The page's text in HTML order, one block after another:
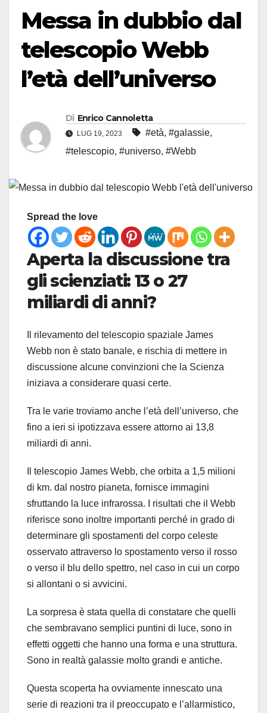
Messa in dubbio dal
telescopio Webb
l’età dell’universo
Di Enrico Cannoletta
LUG 19, 2023 #età, #galassie,
#telescopio, #universo, #Webb
Spread the love
Aperta la discussione tra
gli scienziati: 13 o 27
miliardi di anni?
Il rilevamento del telescopio spaziale James
Webb non è stato banale, e rischia di mettere in
discussione alcune convinzioni che la Scienza
iniziava a considerare quasi certe.
Tra le varie troviamo anche l’età dell’universo, che
fino a ieri si ipotizzava essere attorno ai 13,8
miliardi di anni.
Il telescopio James Webb, che orbita a 1,5 milioni
di km. dal nostro pianeta, fornisce immagini
sfruttando la luce infrarossa. I risultati che il Webb
riferisce sono inoltre importanti perché in grado di
determinare gli spostamenti del corpo celeste
osservato attraverso lo spostamento verso il rosso
o verso il blu dello spettro, nel caso in cui un corpo
si allontani o si avvicini.
La sorpresa è stata quella di constatare che quelli
che sembravano semplici puntini di luce, sono in
effetti oggetti che hanno una forma e una struttura.
Sono in realtà galassie molto grandi e antiche.
Questa scoperta ha ovviamente innescato una
serie di reazioni tra il preoccupato e l’allarmistico,